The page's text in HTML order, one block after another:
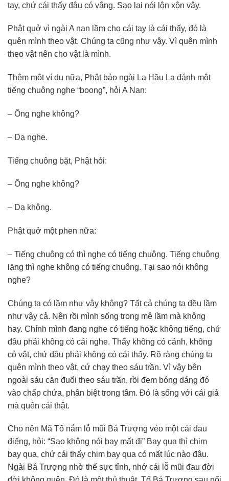
tay, chứ cái thấy đâu có vắng. Sao lại nói lộn xộn vậy.
Phật quở vì ngài A nan lầm cho cái tay là cái thấy, đó là
quên mình theo vật. Chúng ta cũng như vậy. Vì quên mình
theo vật nên cho vật là mình.
Thêm một ví dụ nữa, Phật bảo ngài La Hầu La đánh một
tiếng chuông nghe “boong”, hỏi A Nan:
– Ông nghe không?
– Dạ nghe.
Tiếng chuông bặt, Phật hỏi:
– Ông nghe không?
– Dạ không.
Phật quở một phen nữa:
– Tiếng chuông có thì nghe có tiếng chuông. Tiếng chuông
lặng thì nghe không có tiếng chuông. Tại sao nói không
nghe?
Chúng ta có lầm như vậy không? Tất cả chúng ta đều lầm
như vậy cả. Nên rồi mình sống trong mê lầm mà không
hay. Chính mình đang nghe có tiếng hoặc không tiếng, chứ
đâu phải không có cái nghe. Thấy không có cảnh, không
có vật, chứ đâu phải không có cái thấy. Rõ ràng chúng ta
quên mình theo vật, cứ chạy theo sáu trần. Vì vậy bên
ngoài sáu căn đuổi theo sáu trần, rồi đem bóng dáng đó
vào chấp chứa, phân biệt trong tâm. Đó là sống với cái giả
mà quên cái thật.
Cho nên Mã Tổ nắm lỗ mũi Bá Trượng véo một cái đau
điếng, hỏi: “Sao không nói bay mất đi” Bay qua thì chim
bay qua, chứ cái thấy chim bay qua có mất lúc nào đâu.
Ngài Bá Trượng nhờ thế sực tỉnh, nhớ cái lỗ mũi đau đời